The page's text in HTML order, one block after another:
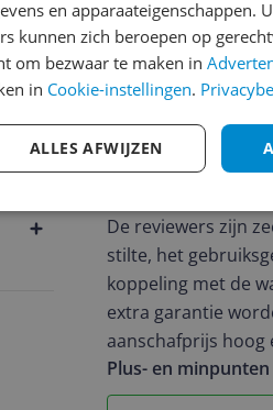
Pluspunten
Kwaliteit
Programma's
Stoom functie
De reviewers zijn
stilte, het
koppeling met de
extra garantie
aanschafprijs hoog
Plus- en minpunten
en apparaateigenschappen.
kunnen zich beroepen op
om bezwaar te maken in
in Cookie-instellingen.
ALLES AFWIJZEN